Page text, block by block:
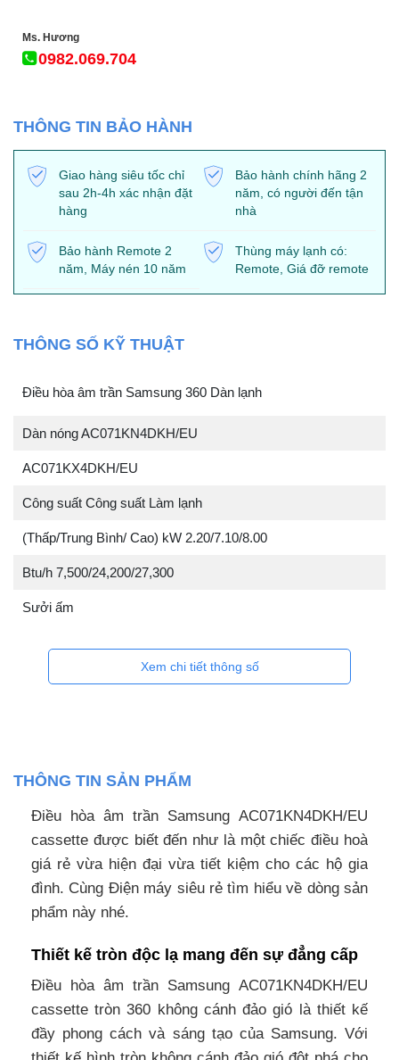
Ms. Hương
0982.069.704
THÔNG TIN BẢO HÀNH
Giao hàng siêu tốc chỉ
sau 2h-4h xác nhận đặt
hàng
Bảo hành chính hãng 2
năm, có người đến tận
nhà
Bảo hành Remote 2
năm, Máy nén 10 năm
Thùng máy lạnh có:
Remote, Giá đỡ remote
THÔNG SỐ KỸ THUẬT
Điều hòa âm trần Samsung 360 Dàn lạnh
Dàn nóng AC071KN4DKH/EU
AC071KX4DKH/EU
Công suất Công suất Làm lạnh
(Thấp/Trung Bình/ Cao) kW 2.20/7.10/8.00
Btu/h 7,500/24,200/27,300
Sưởi ấm
Xem chi tiết thông số
THÔNG TIN SẢN PHẨM
Điều hòa âm trần Samsung AC071KN4DKH/EU
cassette được biết đến như là một chiếc điều hoà
giá rẻ vừa hiện đại vừa tiết kiệm cho các hộ gia
đình. Cùng Điện máy siêu rẻ tìm hiểu về dòng sản
phẩm này nhé.
Thiết kế tròn độc lạ mang đến sự đẳng cấp
Điều hòa âm trần Samsung AC071KN4DKH/EU
cassette tròn 360 không cánh đảo gió là thiết kế
đầy phong cách và sáng tạo của Samsung. Với